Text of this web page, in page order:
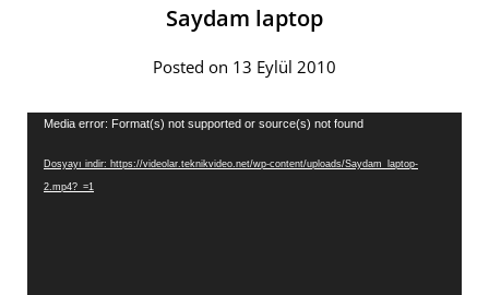
Saydam laptop
Posted on 13 Eylül 2010
Video
Media error: Format(s) not supported or source(s) not found
Dosyayı indir: https://videolar.teknikvideo.net/wp-content/uploads/Saydam_laptop-
2.mp4?_=1